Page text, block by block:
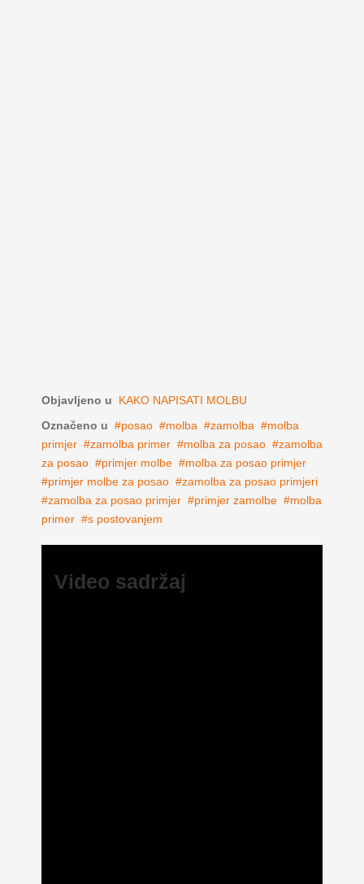
Objavljeno u
KAKO NAPISATI MOLBU
Označeno u
posao molba zamolba
molba
primjer
zamolba primer molba za posao
zamolba
za posao
primjer molbe
molba za posao primjer
primjer molbe za posao
zamolba za posao primjeri
zamolba za posao primjer
primjer zamolbe
molba
primer
s postovanjem
Video sadržaj